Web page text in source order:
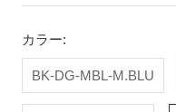
カラー:
BK-DG-MBL-M.BLU